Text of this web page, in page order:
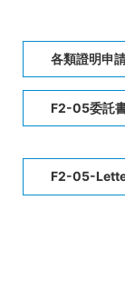
各類證明申
F2-05委託
F2-05-